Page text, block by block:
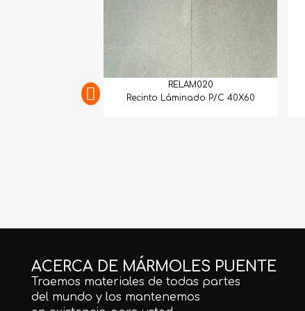
RELAM020
Recinto Láminado P/C 40X60
ACERCA DE MÁRMOLES PUENTE
Traemos materiales de todas partes
del mundo y los mantenemos